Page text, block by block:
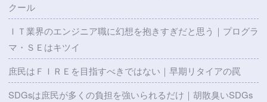
クール
ＩＴ業界のエンジニア職に幻想を抱きすぎだと思う｜プログラ
マ・ＳＥはキツイ
庶民はＦＩＲＥを目指すべきではない｜早期リタイアの罠
SDGsは庶民が多くの負担を強いられるだけ｜胡散臭いSDGs